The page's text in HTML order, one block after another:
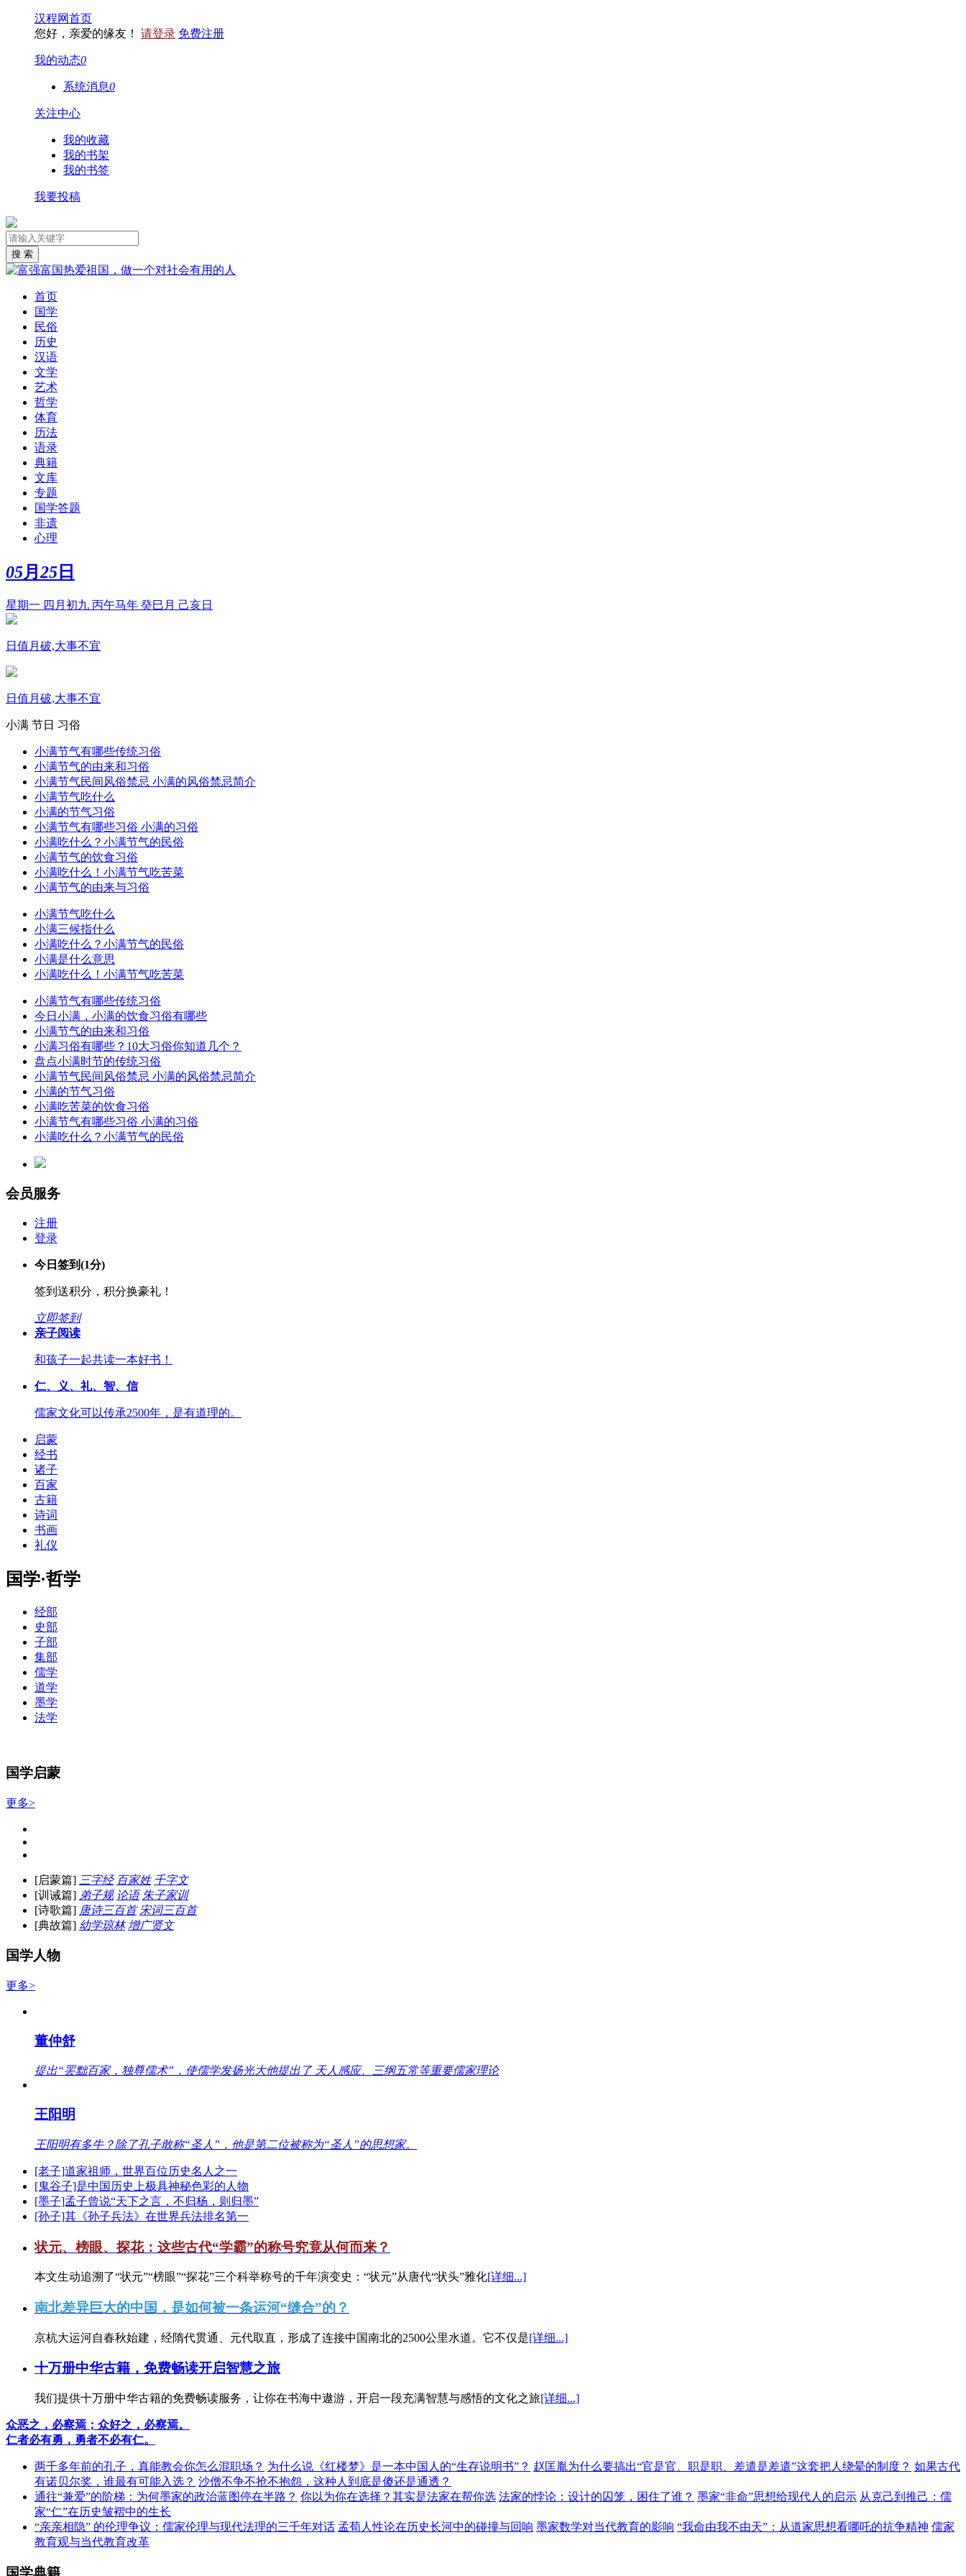
汉程网首页
您好，亲爱的缘友！ 请登录 免费注册
我的动态0
系统消息0
关注中心
我的收藏
我的书架
我的书签
我要投稿
首页
国学
民俗
历史
汉语
文学
艺术
哲学
体育
历法
语录
典籍
文库
专题
国学答题
非遗
心理
05月 25 日
星期一 四月初九 丙午马年 癸巳月 己亥日
日值月破,大事不宜
日值月破,大事不宜
小满 节日 习俗
小满节气有哪些传统习俗
小满节气的由来和习俗
小满节气民间风俗禁忌 小满的风俗禁忌简介
小满节气吃什么
小满的节气习俗
小满节气有哪些习俗 小满的习俗
小满吃什么？小满节气的民俗
小满节气的饮食习俗
小满吃什么！小满节气吃苦菜
小满节气的由来与习俗
小满节气吃什么
小满三候指什么
小满吃什么？小满节气的民俗
小满是什么意思
小满吃什么！小满节气吃苦菜
小满节气有哪些传统习俗
今日小满，小满的饮食习俗有哪些
小满节气的由来和习俗
小满习俗有哪些？10大习俗你知道几个？
盘点小满时节的传统习俗
小满节气民间风俗禁忌 小满的风俗禁忌简介
小满的节气习俗
小满吃苦菜的饮食习俗
小满节气有哪些习俗 小满的习俗
小满吃什么？小满节气的民俗
会员服务
注册
登录
今日签到(1分)
签到送积分，积分换豪礼！
立即签到
亲子阅读
和孩子一起共读一本好书！
仁、义、礼、智、信
儒家文化可以传承2500年，是有道理的。
启蒙
经书
诸子
百家
古籍
诗词
书画
礼仪
国学·哲学
经部
史部
子部
集部
儒学
道学
墨学
法学
国学启蒙
更多>
[启蒙篇] 三字经 百家姓 千字文
[训诫篇] 弟子规 论语 朱子家训
[诗歌篇] 唐诗三百首 宋词三百首
[典故篇] 幼学琼林 增广贤文
国学人物
更多>
董仲舒
提出“罢黜百家，独尊儒术”，使儒学发扬光大他提出了 天人感应、三纲五常等重要儒家理论
王阳明
王阳明有多牛？除了孔子敢称“圣人”，他是第二位被称为“圣人”的思想家。
[老子]道家祖师，世界百位历史名人之一
[鬼谷子]是中国历史上极具神秘色彩的人物
[墨子]孟子曾说“天下之言，不归杨，则归墨”
[孙子]其《孙子兵法》在世界兵法排名第一
状元、榜眼、探花：这些古代“学霸”的称号究竟从何而来？
本文生动追溯了“状元”“榜眼”“探花”三个科举称号的千年演变史：“状元”从唐代“状头”雅化[详细...]
南北差异巨大的中国，是如何被一条运河“缝合”的？
京杭大运河自春秋始建，经隋代贯通、元代取直，形成了连接中国南北的2500公里水道。它不仅是[详细...]
十万册中华古籍，免费畅读开启智慧之旅
我们提供十万册中华古籍的免费畅读服务，让你在书海中遨游，开启一段充满智慧与感悟的文化之旅[详细...]
众恶之，必察焉；众好之，必察焉。
仁者必有勇，勇者不必有仁。
两千多年前的孔子，真能教会你怎么混职场？ 为什么说《红楼梦》是一本中国人的“生存说明书”？ 赵匡胤为什么要搞出“官是官、职是职、差遣是差遣”这套把人绕晕的制度？ 如果古代
有诺贝尔奖，谁最有可能入选？ 沙僧不争不抢不抱怨，这种人到底是傻还是通透？
通往“兼爱”的阶梯：为何墨家的政治蓝图停在半路？ 你以为你在选择？其实是法家在帮你选 法家的悖论：设计的囚笼，困住了谁？ 墨家“非命”思想给现代人的启示 从克己到推己：儒
家“仁”在历史皱褶中的生长
“亲亲相隐” 的伦理争议：儒家伦理与现代法理的三千年对话 孟荀人性论在历史长河中的碰撞与回响 墨家数学对当代教育的影响 “我命由我不由天”：从道家思想看哪吒的抗争精神 儒家
教育观与当代教育改革
国学典籍